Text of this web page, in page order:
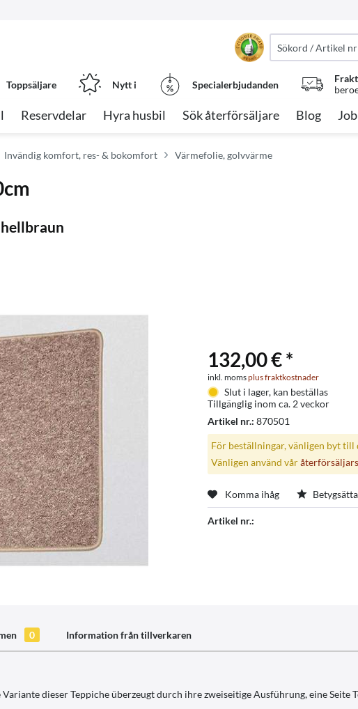
Toppsäljare Nytt i Specialerbjudanden
Reservdelar Hyra husbil Sök återförsäljare Blog
Invändig komfort, res- & bokomfort Värmefolie, golvvärme
132,00 € *
inkl. momsplus fraktkostnader
Slut i lager, kan beställas
Tillgänglig inom ca. 2 veckor
Artikel nr.: 870501
För beställningar, vänligen byt till
Vänligen använd vår
Komma ihåg Betygsätta
Artikel nr.:
0 Information från tillverkaren
dieser Teppiche überzeugt durch ihre zweiseitige Ausführung, eine Seite